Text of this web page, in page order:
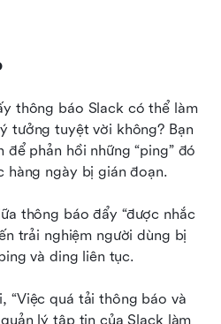
thông báo Slack có thể làm
tưởng tuyệt vời không? Bạn
phản hồi những “ping” đó
hàng ngày bị gián đoạn.
thông báo đẩy “được nhắc
trải nghiệm người dùng bị
và ding liên tục.
“Việc quá tải thông báo và
lý tập tin của Slack làm